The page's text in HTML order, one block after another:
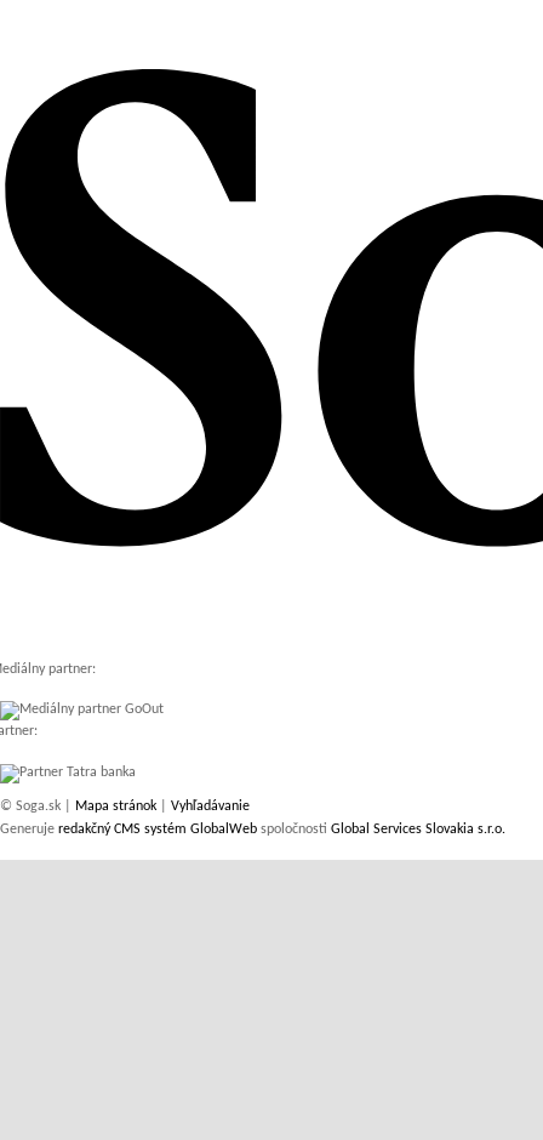
partner:
© Soga.sk | Mapa stránok
Vyhľadávanie
Generuje redakčný CMS systém GlobalWeb spoločnosti Global Services Slovakia s.r.o.